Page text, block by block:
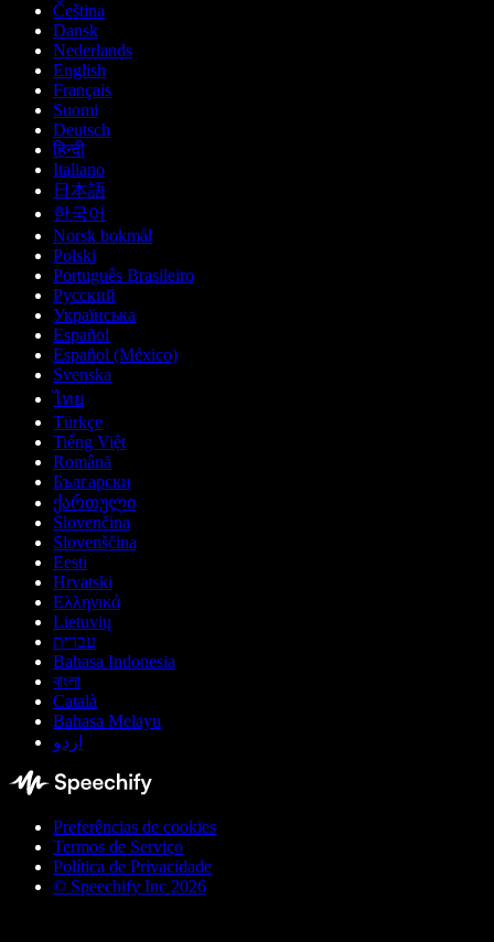
Čeština
Dansk
Nederlands
English
Français
Suomi
Deutsch
हिन्दी
Italiano
日本語
한국어
Norsk bokmål
Polski
Português Brasileiro
Русский
Українська
Español
Español (México)
Svenska
ไทย
Türkçe
Tiếng Việt
Română
Български
ქართული
Slovenčina
Slovenščina
Eesti
Hrvatski
Ελληνικά
Lietuvių
עברית
Bahasa Indonesia
বাংলা
Català
Bahasa Melayu
اردو
Preferências de cookies
Termos de Serviço
Política de Privacidade
© Speechify Inc 2026